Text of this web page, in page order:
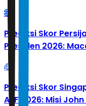
3
Prediksi Skor
Presiden 2026:
4
Prediksi Skor
AFF 2026: Misi